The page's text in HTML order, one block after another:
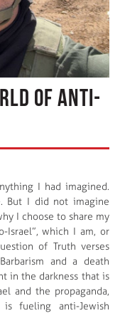
OF ANTI-
I had imagined.
But I did not imagine
I choose to share my
Israel”, which I am, or
of Truth verses
and a death
in the darkness that is
and the propaganda,
fueling anti-Jewish